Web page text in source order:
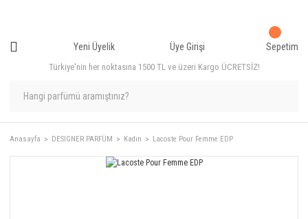
Türkiye'nin her noktasına 1500 TL ve üzeri Kargo ÜCRETSİZ!
Yeni Üyelik Üye Girişi Sepetim
Anasayfa DESIGNER PARFÜM Kadın Lacoste Pour Femme EDP